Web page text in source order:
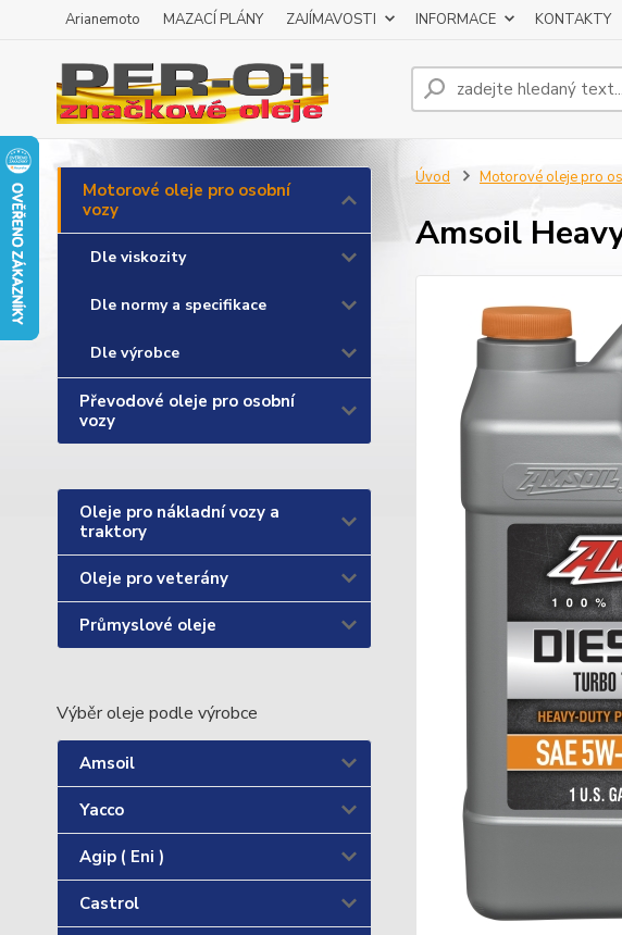
Arianemoto MAZACÍ PLÁNY ZAJÍMAVOSTI INFORMACE KONTAKTY
Motorové oleje pro osobní
vozy
Dle viskozity
Dle normy a specifikace
Dle výrobce
Převodové oleje pro osobní
vozy
Oleje pro nákladní vozy a
traktory
Oleje pro veterány
Průmyslové oleje
Výběr oleje podle výrobce
Amsoil
Yacco
Agip ( Eni )
Castrol
Úvod Motorové oleje pro
Amsoil